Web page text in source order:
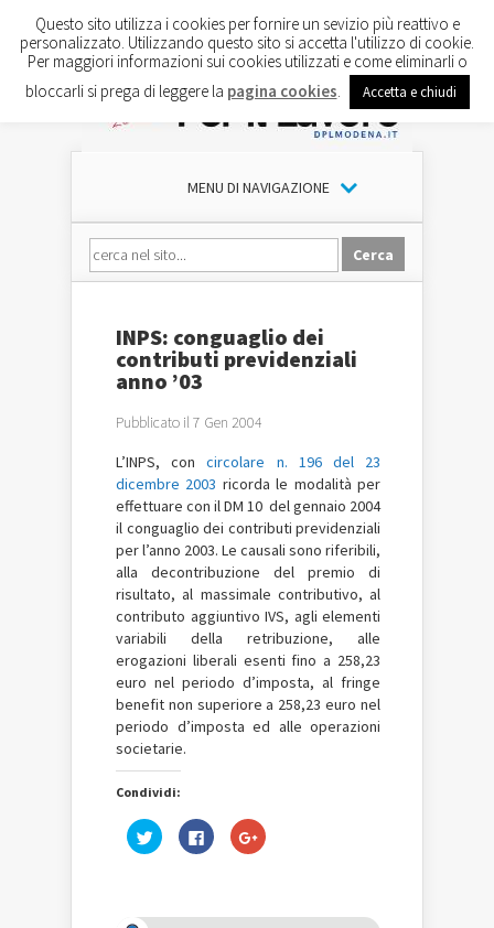
MENU DI NAVIGAZIONE
INPS: conguaglio dei
contributi previdenziali
anno ’03
Pubblicato il 7 Gen 2004
L’INPS, concircolare n. 196 del 23
dicembre 2003 ricorda le modalità per
effettuare con il DM 10 del gennaio 2004
il conguaglio dei contributi previdenziali
per l’anno 2003. Le causali sono riferibili,
alla decontribuzione del premio di
risultato, al massimale contributivo, al
contributo aggiuntivo IVS, agli elementi
variabili della retribuzione, alle
erogazioni liberali esenti fino a 258,23
euro nel periodo d’imposta, al fringe
benefit non superiore a 258,23 euro nel
periodo d’imposta ed alle operazioni
societarie.
Condividi:
Fai
clic
Fai
clic
Fai
clic
Questo sito utilizza i cookies per fornire un sevizio più reattivo e
personalizzato. Utilizzando questo sito si accetta l'utilizzo di cookie.
Per maggiori informazioni sui cookies utilizzati e come eliminarli o
bloccarli si prega di leggere la pagina cookies Accetta e chiudi